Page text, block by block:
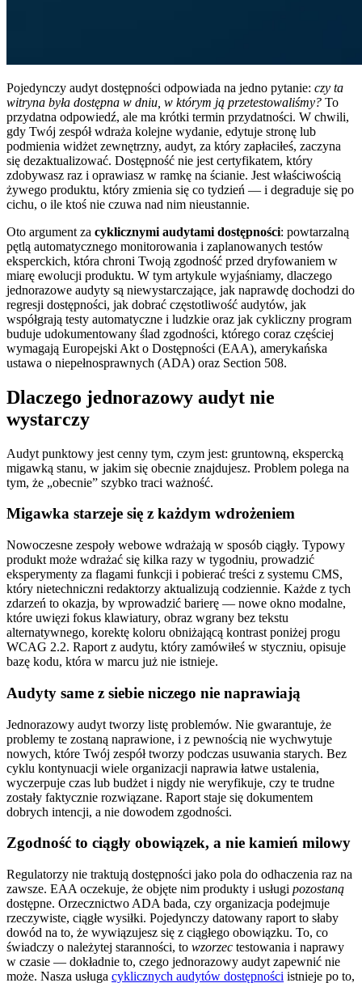
Pojedynczy audyt dostępności odpowiada na jedno pytanie: czy ta
witryna była dostępna w dniu, w którym ją przetestowaliśmy? To
przydatna odpowiedź, ale ma krótki termin przydatności. W chwili,
gdy Twój zespół wdraża kolejne wydanie, edytuje stronę lub
podmienia widżet zewnętrzny, audyt, za który zapłaciłeś, zaczyna
się dezaktualizować. Dostępność nie jest certyfikatem, który
zdobywasz raz i oprawiasz w ramkę na ścianie. Jest właściwością
żywego produktu, który zmienia się co tydzień — i degraduje się po
cichu, o ile ktoś nie czuwa nad nim nieustannie.
Oto argument za cyklicznymi audytami dostępności: powtarzalną
pętlą automatycznego monitorowania i zaplanowanych testów
eksperckich, która chroni Twoją zgodność przed dryfowaniem w
miarę ewolucji produktu. W tym artykule wyjaśniamy, dlaczego
jednorazowe audyty są niewystarczające, jak naprawdę dochodzi do
regresji dostępności, jak dobrać częstotliwość audytów, jak
współgrają testy automatyczne i ludzkie oraz jak cykliczny program
buduje udokumentowany ślad zgodności, którego coraz częściej
wymagają Europejski Akt o Dostępności (EAA), amerykańska
ustawa o niepełnosprawnych (ADA) oraz Section 508.
Dlaczego jednorazowy audyt nie
wystarczy
Audyt punktowy jest cenny tym, czym jest: gruntowną, ekspercką
migawką stanu, w jakim się obecnie znajdujesz. Problem polega na
tym, że „obecnie” szybko traci ważność.
Migawka starzeje się z każdym wdrożeniem
Nowoczesne zespoły webowe wdrażają w sposób ciągły. Typowy
produkt może wdrażać się kilka razy w tygodniu, prowadzić
eksperymenty za flagami funkcji i pobierać treści z systemu CMS,
który nietechniczni redaktorzy aktualizują codziennie. Każde z tych
zdarzeń to okazja, by wprowadzić barierę — nowe okno modalne,
które uwięzi fokus klawiatury, obraz wgrany bez tekstu
alternatywnego, korektę koloru obniżającą kontrast poniżej progu
WCAG 2.2. Raport z audytu, który zamówiłeś w styczniu, opisuje
bazę kodu, która w marcu już nie istnieje.
Audyty same z siebie niczego nie naprawiają
Jednorazowy audyt tworzy listę problemów. Nie gwarantuje, że
problemy te zostaną naprawione, i z pewnością nie wychwytuje
nowych, które Twój zespół tworzy podczas usuwania starych. Bez
cyklu kontynuacji wiele organizacji naprawia łatwe ustalenia,
wyczerpuje czas lub budżet i nigdy nie weryfikuje, czy te trudne
zostały faktycznie rozwiązane. Raport staje się dokumentem
dobrych intencji, a nie dowodem zgodności.
Zgodność to ciągły obowiązek, a nie kamień milowy
Regulatorzy nie traktują dostępności jako pola do odhaczenia raz na
zawsze. EAA oczekuje, że objęte nim produkty i usługi pozostaną
dostępne. Orzecznictwo ADA bada, czy organizacja podejmuje
rzeczywiste, ciągłe wysiłki. Pojedynczy datowany raport to słaby
dowód na to, że wywiązujesz się z ciągłego obowiązku. To, co
świadczy o należytej staranności, to wzorzec testowania i naprawy
w czasie — dokładnie to, czego jednorazowy audyt zapewnić nie
może. Nasza usługa cyklicznych audytów dostępności istnieje po to,